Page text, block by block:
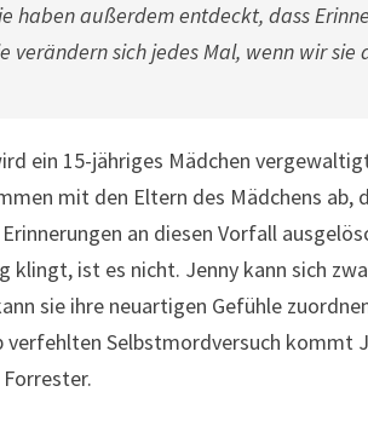
haben außerdem entdeckt, dass
verändern sich jedes Mal, wenn wir sie
ein 15-jähriges Mädchen
mit den Eltern des Mädchens ab,
an diesen Vorfall
klingt, ist es nicht. Jenny kann sich
sie ihre neuartigen Gefühle
verfehlten Selbstmordversuch kommt